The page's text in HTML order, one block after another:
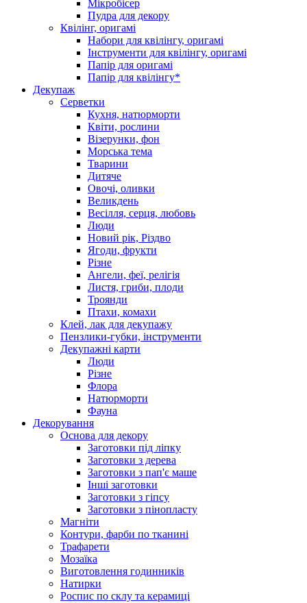
Мікробісер
Пудра для декору
Квілінг, оригамі
Набори для квілінгу, оригамі
Інструменти для квілінгу, оригамі
Папір для оригамі
Папір для квілінгу*
Декупаж
Серветки
Кухня, натюрморти
Квіти, рослини
Візерунки, фон
Морська тема
Тварини
Дитяче
Овочі, оливки
Великдень
Весілля, серця, любовь
Люди
Новий рік, Різдво
Ягоди, фрукти
Різне
Ангели, феї, релігія
Листя, гриби, плоди
Троянди
Птахи, комахи
Клей, лак для декупажу
Пензлики-губки, інструменти
Декупажні карти
Люди
Різне
Флора
Натюрморти
Фауна
Декорування
Основа для декору
Заготовки під ліпку
Заготовки з дерева
Заготовки з пап'є маше
Інші заготовки
Заготовки з гіпсу
Заготовки з пінопласту
Магніти
Контури, фарби по тканині
Трафарети
Мозаїка
Виготовлення годинників
Натирки
Роспис по склу та керамиці